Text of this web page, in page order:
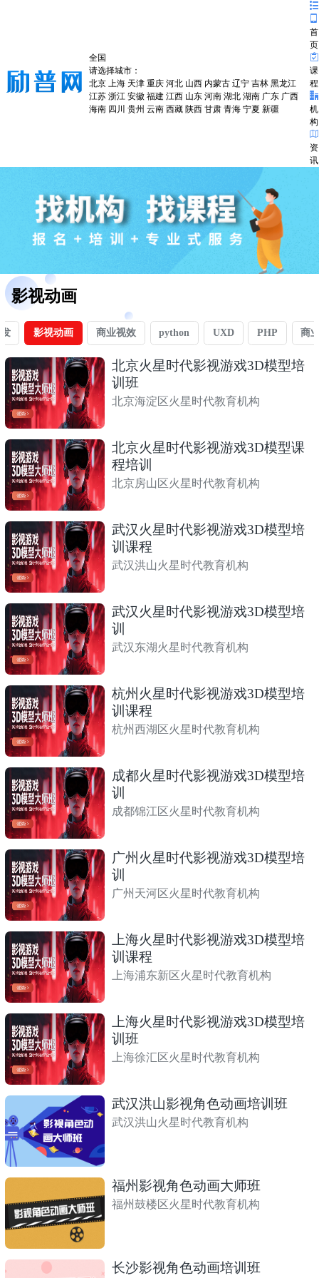
全国
请选择城市：
北京 上海 天津 重庆 河北 山西 内蒙古 辽宁 吉林 黑龙江
江苏 浙江 安徽 福建 江西 山东 河南 湖北 湖南 广东 广西
海南 四川 贵州 云南 西藏 陕西 甘肃 青海 宁夏 新疆
首
页
课
程
机
构
资
讯
影视动画
影视动画 商业视效 python UXD PHP 商
北京火星时代影视游戏3D模型培
训班
北京海淀区火星时代教育机构
北京火星时代影视游戏3D模型课
程培训
北京房山区火星时代教育机构
武汉火星时代影视游戏3D模型培
训课程
武汉洪山火星时代教育机构
武汉火星时代影视游戏3D模型培
训
武汉东湖火星时代教育机构
杭州火星时代影视游戏3D模型培
训课程
杭州西湖区火星时代教育机构
成都火星时代影视游戏3D模型培
训
成都锦江区火星时代教育机构
广州火星时代影视游戏3D模型培
训
广州天河区火星时代教育机构
上海火星时代影视游戏3D模型培
训课程
上海浦东新区火星时代教育机构
上海火星时代影视游戏3D模型培
训班
上海徐汇区火星时代教育机构
武汉洪山影视角色动画培训班
武汉洪山火星时代教育机构
福州影视角色动画大师班
福州鼓楼区火星时代教育机构
长沙影视角色动画培训班